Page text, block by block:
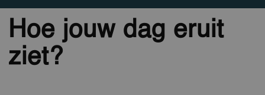
Hoe jouw dag eruit
ziet?